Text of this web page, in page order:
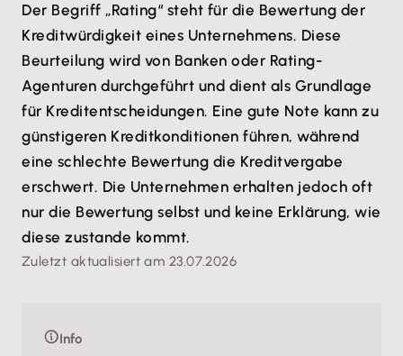
Der Begriff „Rating“ steht für die Bewertung der
Kreditwürdigkeit eines Unternehmens. Diese
Beurteilung wird von Banken oder Rating-
Agenturen durchgeführt und dient als Grundlage
für Kreditentscheidungen. Eine gute Note kann zu
günstigeren Kreditkonditionen führen, während
eine schlechte Bewertung die Kreditvergabe
erschwert. Die Unternehmen erhalten jedoch oft
nur die Bewertung selbst und keine Erklärung, wie
diese zustande kommt.
Zuletzt aktualisiert am 23.07.2026
Info